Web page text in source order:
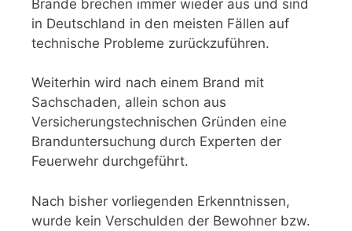
Brände brechen immer wieder aus und sind
in Deutschland in den meisten Fällen auf
technische Probleme zurückzuführen.
Weiterhin wird nach einem Brand mit
Sachschaden, allein schon aus
Versicherungstechnischen Gründen eine
Branduntersuchung durch Experten der
Feuerwehr durchgeführt.
Nach bisher vorliegenden Erkenntnissen,
wurde kein Verschulden der Bewohner bzw.